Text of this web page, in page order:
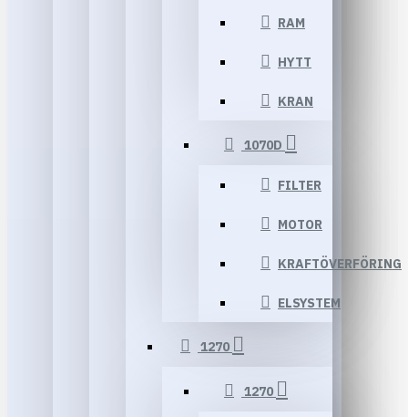
RAM
HYTT
KRAN
1070D
FILTER
MOTOR
KRAFTÖVERFÖRING
ELSYSTEM
1270
1270